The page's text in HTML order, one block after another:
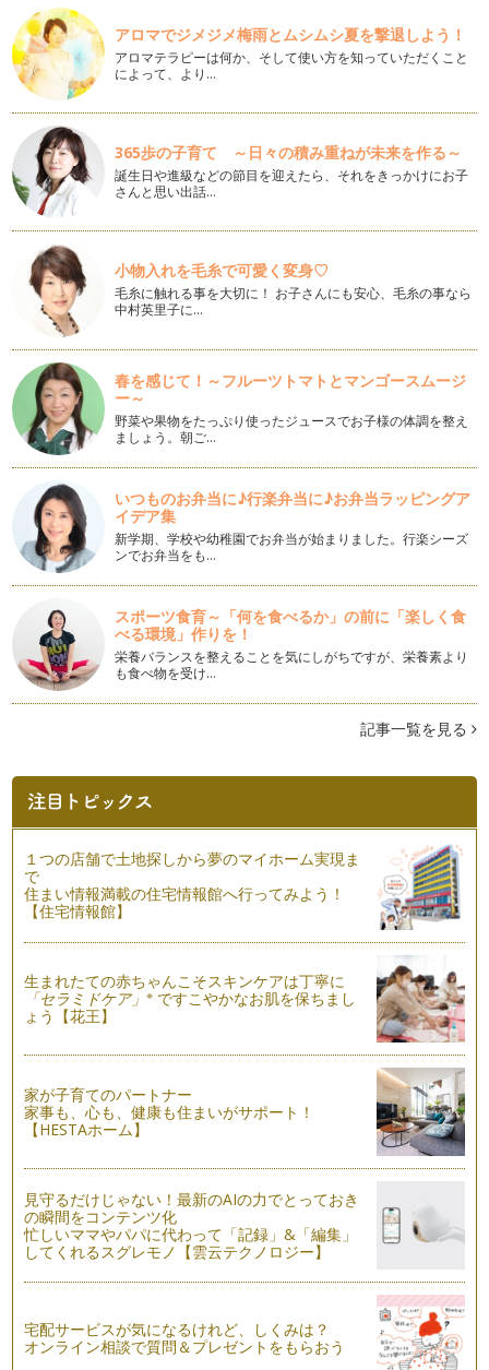
ヘルシースイーツ！「つきよみ手作りジェラート」
暑い夏も本番。 やっぱり、アイスクリームが食べたくなりま
す。 でも市販のア…
土用の「鰻もどき」
「土用の丑の日」って鰻やさんが大混雑…
愛の循環、スキンシップを再び...
先週、伊豆大島にて「新世やまとなでしこ研究会」の「フォト
ンクリスタルセラピストセミナー」を…
ヘンプオイルでヘルシー＆ビューティー
以前も「ヘンプ生活」の記事を掲載させて頂きましたが、その
後も着々と「ヘンプ（麻）」の情報を…
カンタン手作り！「梅の酵素ドリンク」
6月10日は暦の上では「梅雨入り」です。 文字通り、「梅仕
事」の季節です。 …
月経血コントロール＆布ナプって快適！
月経は「メンス」とも呼ばれますが、その語源はラテン語で月
を現す「menses」だそうです。…
5月21日の新月は金環日食！
話題の「金環日食」は、西暦5月21日（月）。旧暦では4月
1…
おまけの閏月は「和のこころ」で！
るんです。西暦4月21日（新月）か…
バースデームーンを調べてみよう！
私の制作している「イン・ヤンカレンダー」よりもっと詳しく
マニアックな旧暦のカレンダー「月と…
麻）です。 ヘンプって、身…
オウチで発酵メニュー（おやつ編）
春を感じる今日このごろ。もうすぐ「雛祭り」！ とは…
オウチで発酵メニュー（おかず編）
旧暦の2012年もスタートして早一ヶ月。2月22日、朝7時39分
は今年2回目の新月です。 …
「塩麹・米とぎ汁乳酸菌・玄米甘酒 」で免疫力UP!
もう暦の上では春を迎えてますが、季節の変わり目は体調を崩
しやすいですね。 インフル…
いつも読んで頂きありがとうございます。今年もどうぞよろし
くお願いします！ さて、お…
クリスマスまであと少し。クリスマスイヴはどんな演出でお子
さんを喜ばせようかと頭をひねってい…
X'masに作るシュトーレンのレシピ
カポーティの「クリスマスの思い出」に登場する叔母さんと僕
X'masへのあたたかい手仕事
街はX'masモード一色ですね。このブログもお月さまとはちょ
っと離れて「X'…
アロマでジメジメ梅雨とムシムシ夏を撃退しよう！
アロマテラピーは何か、そして使い方を知っていただくこと
によって、より…
365歩の子育て ～日々の積み重ねが未来を作る～
誕生日や進級などの節目を迎えたら、それをきっかけにお子
さんと思い出話…
小物入れを毛糸で可愛く変身♡
毛糸に触れる事を大切に！ お子さんにも安心、毛糸の事なら
中村英里子に…
春を感じて！～フルーツトマトとマンゴースムージ
ー～
野菜や果物をたっぷり使ったジュースでお子様の体調を整え
ましょう。朝ご…
いつものお弁当に♪行楽弁当に♪お弁当ラッピングア
イデア集
新学期、学校や幼稚園でお弁当が始まりました。行楽シーズ
ンでお弁当をも…
スポーツ食育～「何を食べるか」の前に「楽しく食
べる環境」作りを！
栄養バランスを整えることを気にしがちですが、栄養素より
も食べ物を受け…
記事一覧を見る
１つの店舗で土地探しから夢のマイホーム実現ま
で
住まい情報満載の住宅情報館へ行ってみよう！
【住宅情報館】
生まれたての赤ちゃんこそスキンケアは丁寧に
「セラミドケア」※ ですこやかなお肌を保ちまし
ょう【花王】
家が子育てのパートナー
家事も、心も、健康も住まいがサポート！
【HESTAホーム】
見守るだけじゃない！最新のAIの力でとっておき
の瞬間をコンテンツ化
忙しいママやパパに代わって「記録」&「編集」
してくれるスグレモノ【雲云テクノロジー】
宅配サービスが気になるけれど、しくみは？
オンライン相談で質問＆プレゼントをもらおう